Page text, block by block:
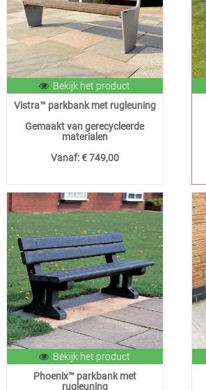
Bekijk het product
Vistra™ parkbank met rugleuning
Gemaakt van gerecycleerde
materialen
Vanaf:€ 749,00
Bekijk het product
Phoenix™ parkbank met
rugleuning